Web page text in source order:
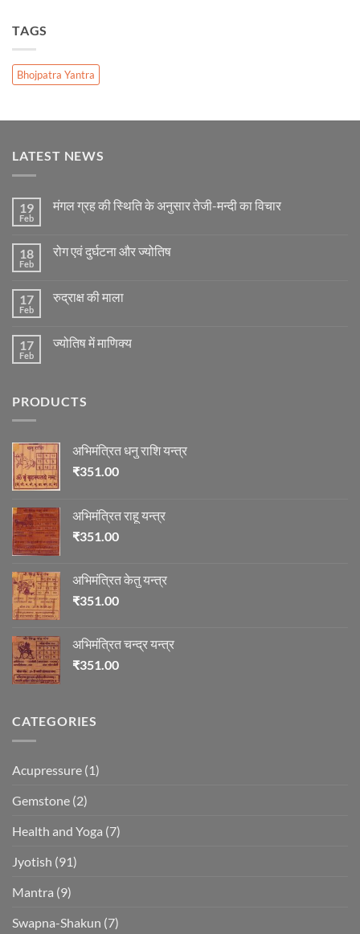
TAGS
Bhojpatra Yantra
LATEST NEWS
19
Feb
मंगल ग्रह की स्थिति के अनुसार तेजी-मन्दी का विचार
मंगल
के
अनुसार
विचार
18
Feb
रोग एवं दुर्घटना और ज्योतिष
रोग
ज्योतिष
17
Feb
रुद्राक्ष की माला
रुद्राक्ष
17
Feb
ज्योतिष में माणिक्य
में
PRODUCTS
अभिमंत्रित धनु राशि यन्त्र
₹351.00
अभिमंत्रित राहू यन्त्र
₹351.00
अभिमंत्रित केतु यन्त्र
₹351.00
अभिमंत्रित चन्द्र यन्त्र
₹351.00
CATEGORIES
Acupressure (1)
Gemstone (2)
Health and Yoga (7)
Jyotish (91)
Mantra (9)
Swapna-Shakun (7)